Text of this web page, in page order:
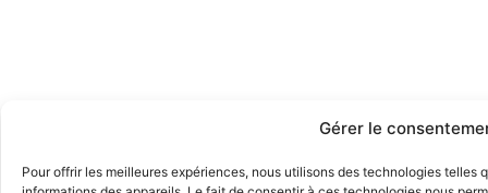
Gérer le
Pour offrir les meilleures expériences, nous utilisons des technologies